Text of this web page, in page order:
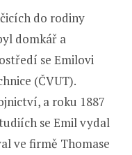
do rodiny
domkář a
se Emilovi
(ČVUT).
a roku 1887
se Emil vydal
ve firmě Thomase